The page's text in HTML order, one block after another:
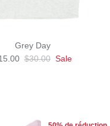
Grey Day
$30.00 Sale